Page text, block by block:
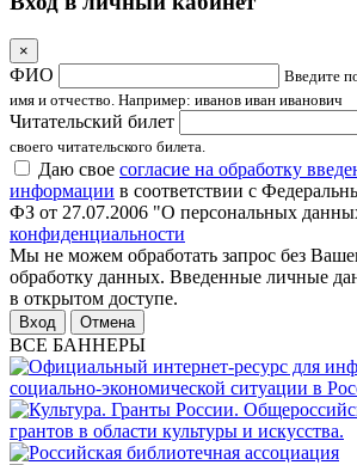
×
ФИО
Введите
имя и отчество. Например: иванов иван иванович
Читательский билет
своего читательского билета.
Даю свое согласие на обработку
информации в соответствии с
ФЗ от 27.07.2006 "О персональных
конфиденциальности
Мы не можем обработать запрос без
обработку данных. Введенные личные
в открытом доступе.
Отмена
ВСЕ БАННЕРЫ